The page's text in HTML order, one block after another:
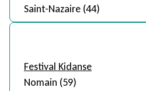
Saint-Nazaire (44)
Festival Kidanse
Nomain (59)